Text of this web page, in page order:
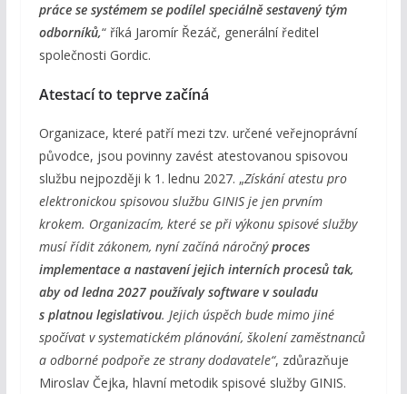
práce se systémem se podílel speciálně sestavený tým
odborníků,“ říká Jaromír Řezáč, generální ředitel
společnosti Gordic.
Atestací to teprve začíná
Organizace, které patří mezi tzv. určené veřejnoprávní
původce, jsou povinny zavést atestovanou spisovou
službu nejpozději k 1. lednu 2027. „Získání atestu pro
elektronickou spisovou službu GINIS je jen prvním
krokem. Organizacím, které se při výkonu spisové služby
musí řídit zákonem, nyní začíná náročnýproces
implementace a nastavení jejich interních procesů tak,
aby od ledna 2027 používaly software v souladu
s platnou legislativou. Jejich úspěch bude mimo jiné
spočívat v systematickém plánování, školení zaměstnanců
a odborné podpoře ze strany dodavatele“, zdůrazňuje
Miroslav Čejka, hlavní metodik spisové služby GINIS.